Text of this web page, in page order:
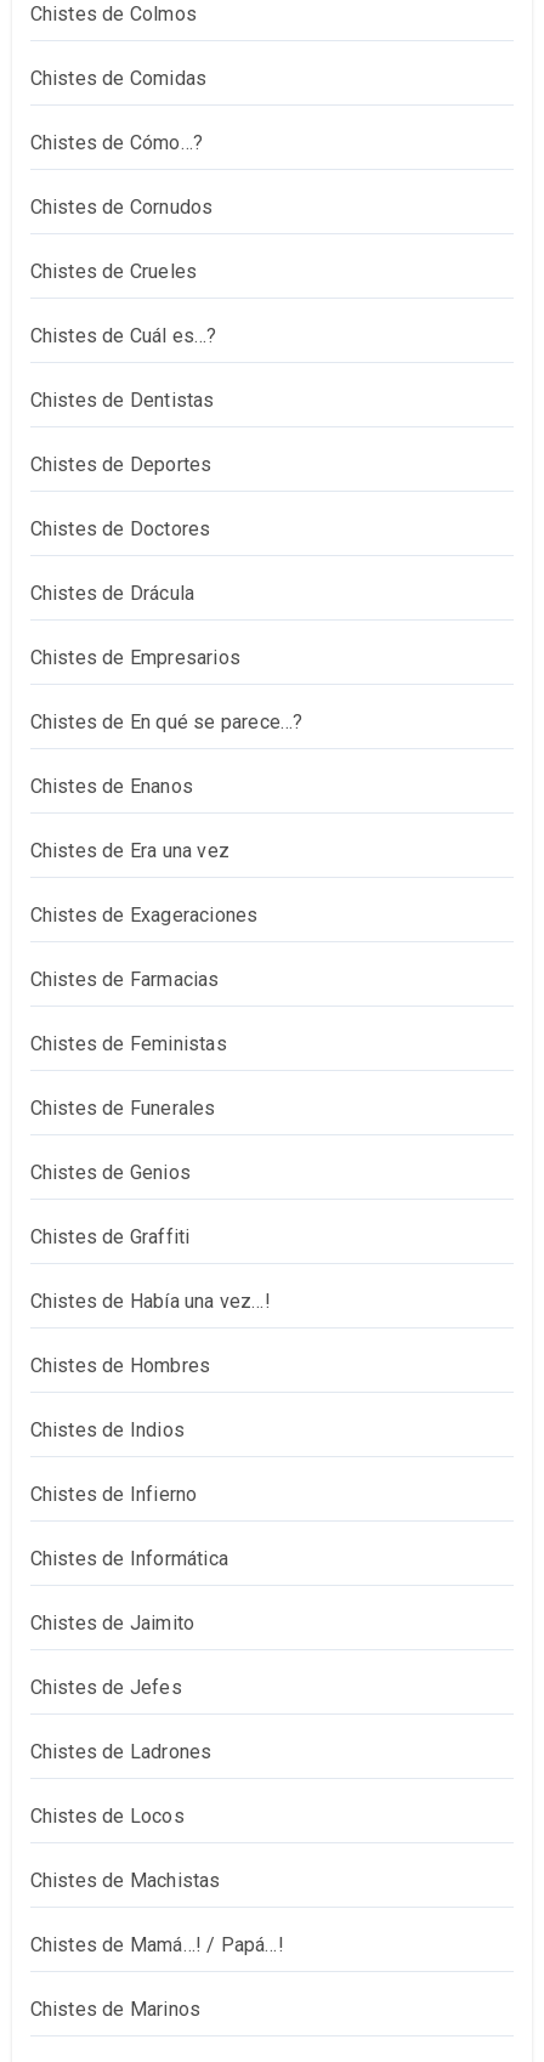
Chistes de Colmos
Chistes de Comidas
Chistes de Cómo…?
Chistes de Cornudos
Chistes de Crueles
Chistes de Cuál es…?
Chistes de Dentistas
Chistes de Deportes
Chistes de Doctores
Chistes de Drácula
Chistes de Empresarios
Chistes de En qué se parece…?
Chistes de Enanos
Chistes de Era una vez
Chistes de Exageraciones
Chistes de Farmacias
Chistes de Feministas
Chistes de Funerales
Chistes de Genios
Chistes de Graffiti
Chistes de Había una vez…!
Chistes de Hombres
Chistes de Indios
Chistes de Infierno
Chistes de Informática
Chistes de Jaimito
Chistes de Jefes
Chistes de Ladrones
Chistes de Locos
Chistes de Machistas
Chistes de Mamá…! / Papá…!
Chistes de Marinos